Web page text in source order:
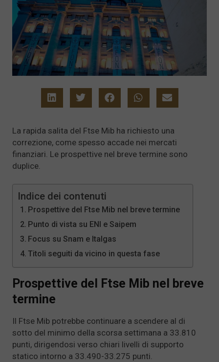
La rapida salita del Ftse Mib ha richiesto una
correzione, come spesso accade nei mercati
finanziari. Le prospettive nel breve termine sono
duplice.
Indice dei contenuti
Prospettive del Ftse Mib nel breve termine
Punto di vista su ENI e Saipem
Focus su Snam e Italgas
Titoli seguiti da vicino in questa fase
Prospettive del Ftse Mib nel breve
termine
Il Ftse Mib potrebbe continuare a scendere al di
sotto del minimo della scorsa settimana a 33.810
punti, dirigendosi verso chiari livelli di supporto
statico intorno a 33.490-33.275 punti.